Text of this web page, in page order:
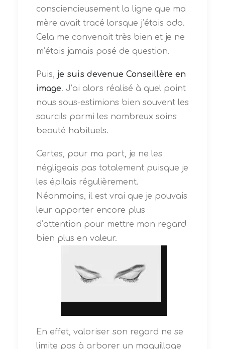
consciencieusement la ligne que ma
mère avait tracé lorsque j’étais ado.
Cela me convenait très bien et je ne
m’étais jamais posé de question.
Puis, je suis devenue Conseillère en
image. J’ai alors réalisé à quel point
nous sous-estimions bien souvent les
sourcils parmi les nombreux soins
beauté habituels.
Certes, pour ma part, je ne les
négligeais pas totalement puisque je
les épilais régulièrement.
Néanmoins, il est vrai que je pouvais
leur apporter encore plus
d’attention pour mettre mon regard
bien plus en valeur.
En effet, valoriser son regard ne se
limite pas à arborer un maquillage